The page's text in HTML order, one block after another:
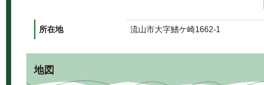
所在地 流山市大字鰭ケ崎1662-1
地図